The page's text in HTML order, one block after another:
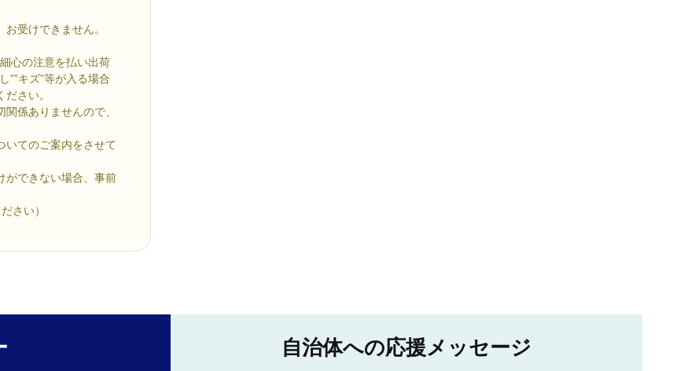
受けできません。
心の注意を払い出荷
””キズ”等が入る場合
さい。
係ありませんので、
いてのご案内をさせて
ができない場合、事前
さい）
自治体への応援メッセージ